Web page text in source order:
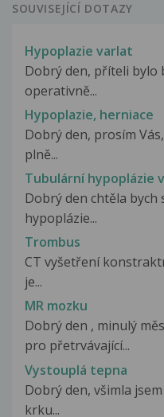
SOUVISEJÍCÍ DOTAZY
Hypoplazie varlat
Dobrý den, příteli bylo
operativně...
Hypoplazie, herniace
Dobrý den, prosím
plně...
Tubulární hypoplázie
Dobrý den chtěla
hypoplázie...
Trombus
CT vyšetření
je...
MR mozku
Dobrý den , minulý
pro přetrvávající...
Vystouplá tepna
Dobrý den, všimla
krku...